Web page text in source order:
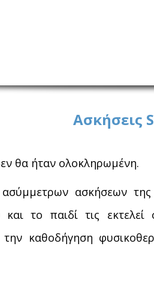
Ασκήσεις
θα ήταν ολοκληρωμένη.
ασύμμετρων ασκήσεων
το παιδί τις εκτελεί
καθοδήγηση